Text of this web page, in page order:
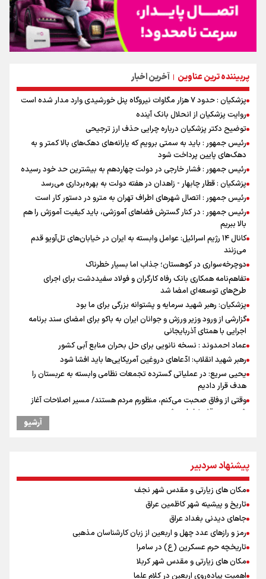
پربیننده ترین عناوین | آخرین اخبار
پزشکیان : حدود ۷ هزار مگاوات نیروگاه پنل خورشیدی وارد مدار شده است
روایت پزشکیان از انحلال بانک آینده
توضیح دکتر پزشکیان درباره چرایی حذف ارز ترجیحی
رئیس جمهور : باید به سمتی برویم که یارانه‌های دهک‌های بالا کمتر و به
دهک‌های پایین پرداخت شود
رئیس جمهور : فشار خارجی در دولت چهاردهم به بیشترین حد خود رسیده
پزشکیان : قطار چابهار - زاهدان در هفته دولت به بهره‌برداری می‌رسد
رئیس جمهور : اتصال شهرهای اطراف تهران به مترو در دستور کار است
رئیس جمهور : در کنار گسترش فضاهای آموزشی، باید کیفیت آموزش را هم
بالا ببریم
کانال ۱۴ رژیم اسرائیل: عوامل وابسته به ایران در خیابان‌های تل‌آویو قدم
می‌زنند
دوچرخه‌سواری در کوهستان؛ جذاب اما بسیار خطرناک
تفاهم‌نامه همکاری بانک رفاه کارگران و فولاد سفیددشت برای اجرای
طرح‌های توسعه‌ای امضا شد
پزشکیان: رهبر شهید سرمایه و پشتوانه بزرگی برای ما بود
گزارشی از ورود وزیر ورزش و جوانان ایران به باکو برای امضای سند برنامه
اجرایی با همتای آذربایجانی
عماد احمدوند : نسخه نانویی برای حل بحران منابع آبی کشور
رهبر شهید انقلاب: ادّعاهای دروغین آمریکایی‌ها باید افشا شود
یحیی سریع: در عملیاتی گسترده تجمعات نظامی وابسته به عربستان را
هدف قرار دادیم
وقتی از وفاق صحبت می‌کنم، منظورم مردم هستند/ مسیر اصلاحات آغاز
شده و متوقف نخواهد شد
استاندار خوزستان: دو میلیون و ۱۷۰ هزار تردد در مرزهای شلمچه و چذابه
جابجایی مرکز ثقل اقتصاد جهان انجام شد/ فرصت طلایی برای اقتصاد
ایران +نمودار
امیررضا غلامی، ملی پوش تکواندو : تمرکزم روی مسابقات پاکستان است نه
بازی های آسیایی
رادین زینالی، ملی پوش تکواندو : قدم به قدم تلاش می کنم تا به طلای
المپیک برسم
کانادا دو مظنون تیراندازی در نزدیکی کنسولگری آمریکا را بازداشت کرد
ونس: ایرانی‌ها مذاکره‌کنندگان سرسختی هستند
اردوی تیم ملی تکواندو
آرشیو
پیشنهاد سردبیر
مکان های زیارتی و مقدس شهر نجف
تاریخ و پیشینه شهر کاظمین عراق
جاهای دیدنی بغداد عراق
رمز و رازهای عدد چهل و اربعین از زبان کارشناسان مذهبی
تاریخچه حرم عسکرین (ع) در سامرا
مکان های زیارتی و مقدس شهر کربلا
اهمیت پیاده‌روی اربعین در کلام علما